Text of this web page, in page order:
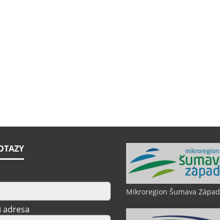
adresa
Mikroregion Šumava Západ